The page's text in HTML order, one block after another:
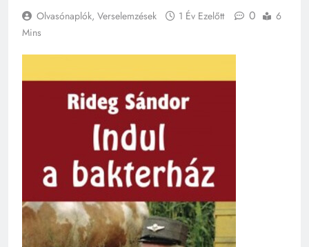
Olvasónaplók, Verselemzések 1 Év Ezelőtt 0
6
Mins